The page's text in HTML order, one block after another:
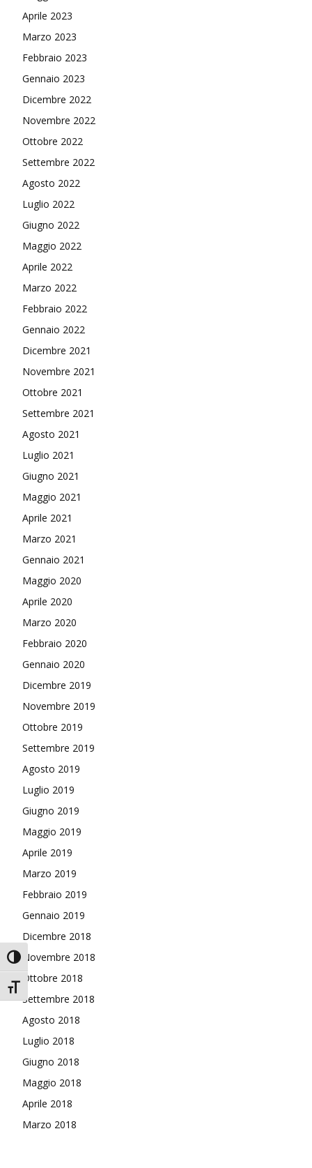
Attiva/disattiva alto contrasto
Attiva/disattiva dimensione testo
Aprile 2023
Marzo 2023
Febbraio 2023
Gennaio 2023
Dicembre 2022
Novembre 2022
Ottobre 2022
Settembre 2022
Agosto 2022
Luglio 2022
Giugno 2022
Maggio 2022
Aprile 2022
Marzo 2022
Febbraio 2022
Gennaio 2022
Dicembre 2021
Novembre 2021
Ottobre 2021
Settembre 2021
Agosto 2021
Luglio 2021
Giugno 2021
Maggio 2021
Aprile 2021
Marzo 2021
Gennaio 2021
Maggio 2020
Aprile 2020
Marzo 2020
Febbraio 2020
Gennaio 2020
Dicembre 2019
Novembre 2019
Ottobre 2019
Settembre 2019
Agosto 2019
Luglio 2019
Giugno 2019
Maggio 2019
Aprile 2019
Marzo 2019
Febbraio 2019
Gennaio 2019
Dicembre 2018
Novembre 2018
Ottobre 2018
Settembre 2018
Agosto 2018
Luglio 2018
Giugno 2018
Maggio 2018
Aprile 2018
Marzo 2018